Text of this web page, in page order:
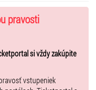
prinesie do design factory
špičky súčasných
rytmy gitár, Hammondu,
ktoré rokmi vyzreli do
znamením.
zvuk sedemdesiatych rokov
hudbou precestovali
sa nemôžu dočkať
pravosti
si vždy zakúpite
vstupeniek